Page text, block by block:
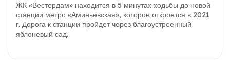
ЖК «Вестердам» находится в 5 минутах ходьбы до новой
станции метро «Аминьевская», которое откроется в 2021
г. Дорога к станции пройдет через благоустроенный
яблоневый сад.